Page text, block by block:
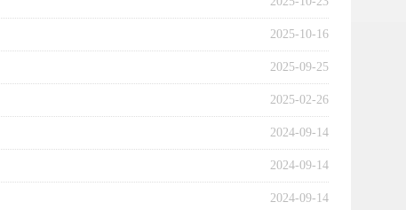
2025-10-16
2025-09-25
2025-02-26
2024-09-14
2024-09-14
2024-09-14